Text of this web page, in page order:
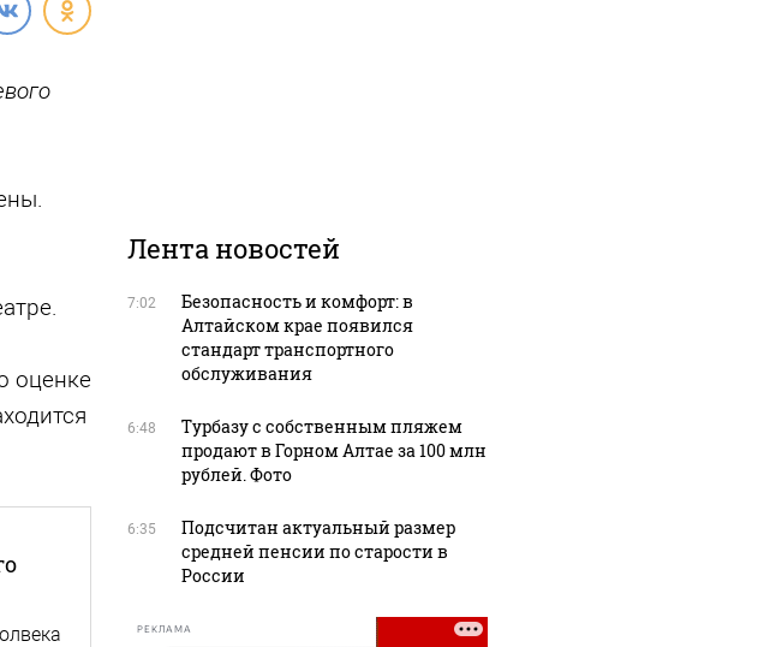
оценке
Лента новостей
7:02
Безопасность и комфорт: в
Алтайском крае появился
стандарт транспортного
обслуживания
6:48
Турбазу с собственным пляжем
продают в Горном Алтае за 100 млн
рублей. Фото
6:35
Подсчитан актуальный размер
средней пенсии по старости в
России
РЕКЛАМА